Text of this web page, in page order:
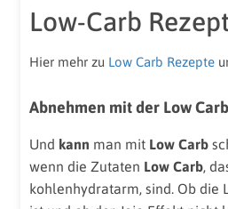
Low-Carb
Hier mehr zu Low Carb Rezepte
Abnehmen mit der Low
Und kann man mit Low Carb
wenn die Zutaten Low Carb,
kohlenhydratarm, sind. Ob die